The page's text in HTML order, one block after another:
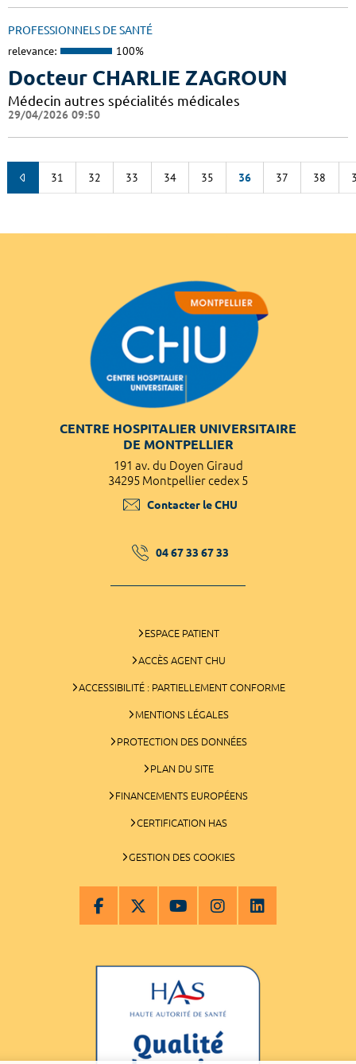
PROFESSIONNELS DE SANTÉ
relevance: 100%
Docteur CHARLIE ZAGROUN
Médecin autres spécialités médicales
29/04/2026 09:50
31 32 33 34 35 36 37 38
CENTRE HOSPITALIER UNIVERSITAIRE
DE MONTPELLIER
191 av. du Doyen Giraud
34295 Montpellier cedex 5
Contacter le CHU
04 67 33 67 33
ESPACE PATIENT
ACCÈS AGENT CHU
ACCESSIBILITÉ : PARTIELLEMENT CONFORME
MENTIONS LÉGALES
PROTECTION DES DONNÉES
PLAN DU SITE
FINANCEMENTS EUROPÉENS
CERTIFICATION HAS
GESTION DES COOKIES